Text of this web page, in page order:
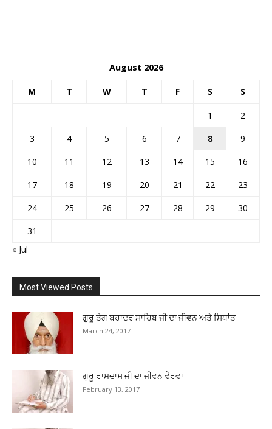
August 2026
M T W T F S S
1
2
3
4 5 6 7 8
9
10
11 12 13 14 15
16
17
18 19 20 21 22
23
24
25 26 27 28 29
30
31
« Jul
Most Viewed Posts
ਗੁਰੂ ਤੇਗ ਬਹਾਦਰ ਸਾਹਿਬ ਜੀ ਦਾ ਜੀਵਨ ਅਤੇ ਸਿਧਾਂਤ
March 24, 2017
ਗੁਰੂ ਰਾਮਦਾਸ ਜੀ ਦਾ ਜੀਵਨ ਵੇਰਵਾ
February 13, 2017